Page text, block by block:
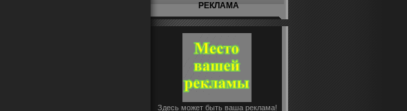
РЕКЛАМА
Здесь может быть ваша реклама!